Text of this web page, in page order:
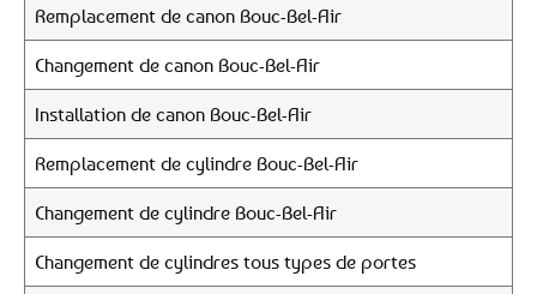
Remplacement de canon Bouc-Bel-Air
Changement de canon Bouc-Bel-Air
Installation de canon Bouc-Bel-Air
Remplacement de cylindre Bouc-Bel-Air
Changement de cylindre Bouc-Bel-Air
Changement de cylindres tous types de portes